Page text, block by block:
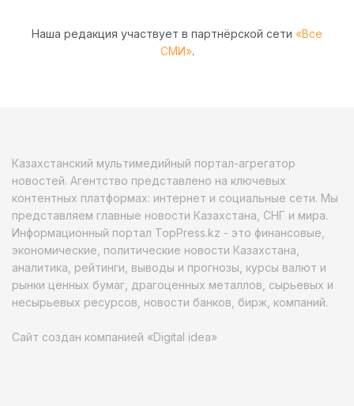
Наша редакция участвует в партнёрской сети «Все
СМИ».
Казахстанский мультимедийный портал-агрегатор
новостей. Агентство представлено на ключевых
контентных платформах: интернет и социальные сети. Мы
представляем главные новости Казахстана, СНГ и мира.
Информационный портал TopPress.kz - это финансовые,
экономические, политические новости Казахстана,
аналитика, рейтинги, выводы и прогнозы, курсы валют и
рынки ценных бумаг, драгоценных металлов, сырьевых и
несырьевых ресурсов, новости банков, бирж, компаний.
Сайт создан компанией «Digital idea»